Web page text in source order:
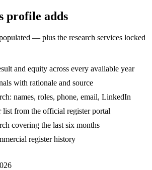
profile adds
— plus the research services locked
and equity across every available year
with rationale and source
names, roles, phone, email, LinkedIn
list from the official register portal
covering the last six months
register history